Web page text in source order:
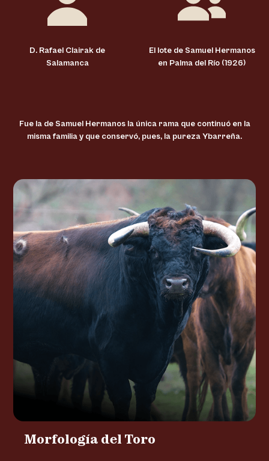
D. Rafael Clairak de
Salamanca
El lote de Samuel Hermanos
en Palma del Río (1926)
Fue la de Samuel Hermanos la única rama que continuó en la
misma familia y que conservó, pues, la pureza Ybarreña.
Morfología del Toro